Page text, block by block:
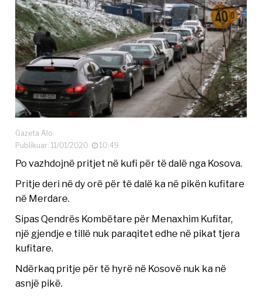
Gazeta Alo
Publikuar: 11/01/2020
10:49
Po vazhdojnë pritjet në kufi për të dalë nga Kosova.
Pritje deri në dy orë për të dalë ka në pikën kufitare
në Merdare.
Sipas Qendrës Kombëtare për Menaxhim Kufitar,
një gjendje e tillë nuk paraqitet edhe në pikat tjera
kufitare.
Ndërkaq pritje për të hyrë në Kosovë nuk ka në
asnjë pikë.